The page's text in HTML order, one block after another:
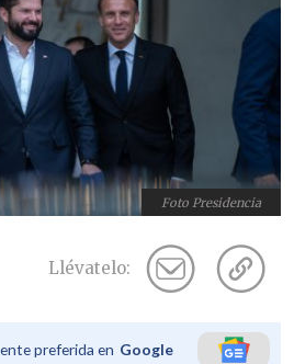
Foto Presidencia
Llévatelo:
preferida en Google